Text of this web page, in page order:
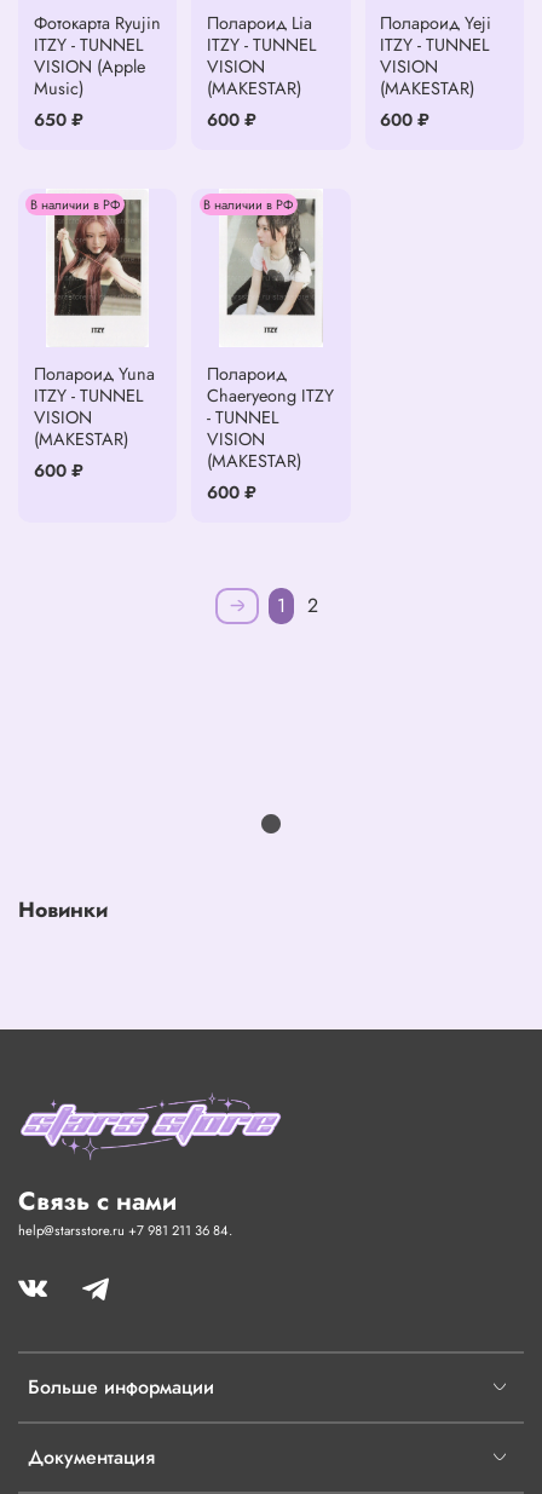
Фотокарта Ryujin
ITZY - TUNNEL
VISION (Apple
Music)
650 ₽
Полароид Lia
ITZY - TUNNEL
VISION
(MAKESTAR)
600 ₽
Полароид Yeji
ITZY - TUNNEL
VISION
(MAKESTAR)
600 ₽
В наличии в РФ
Полароид Yuna
ITZY - TUNNEL
VISION
(MAKESTAR)
600 ₽
В наличии в РФ
Полароид
Chaeryeong ITZY
- TUNNEL
VISION
(MAKESTAR)
600 ₽
1 2
Новинки
Больше информации
Документация
Связь с нами
help@starsstore.ru +7 981 211 36 84.